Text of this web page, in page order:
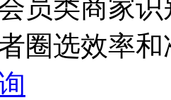
员类商家识
圈选效率